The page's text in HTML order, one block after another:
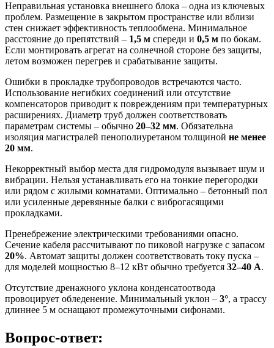
Неправильная установка внешнего блока – одна из ключевых
проблем. Размещение в закрытом пространстве или вблизи
стен снижает эффективность теплообмена. Минимальное
расстояние до препятствий – 1,5 м спереди и 0,5 м по бокам.
Если монтировать агрегат на солнечной стороне без защиты,
летом возможен перегрев и срабатывание защиты.
Ошибки в прокладке трубопроводов встречаются часто.
Использование негибких соединений или отсутствие
компенсаторов приводит к повреждениям при температурных
расширениях. Диаметр труб должен соответствовать
параметрам системы – обычно 20–32 мм. Обязательна
изоляция магистралей пенополиуретаном толщиной не менее
20 мм.
Некорректный выбор места для гидромодуля вызывает шум и
вибрации. Нельзя устанавливать его на тонкие перегородки
или рядом с жилыми комнатами. Оптимально – бетонный пол
или усиленные деревянные балки с виброгасящими
прокладками.
Пренебрежение электрическими требованиями опасно.
Сечение кабеля рассчитывают по пиковой нагрузке с запасом
20%. Автомат защиты должен соответствовать току пуска –
для моделей мощностью 8–12 кВт обычно требуется 32–40 А.
Отсутствие дренажного уклона конденсатоотвода
провоцирует обледенение. Минимальный уклон – 3°, а трассу
длиннее 5 м оснащают промежуточными сифонами.
Вопрос-ответ: